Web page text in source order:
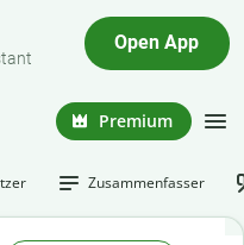
Open App
Premium
Zusammenfasser